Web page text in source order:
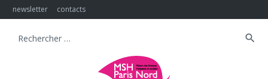
Skip
to
newsletter contacts
Search
search